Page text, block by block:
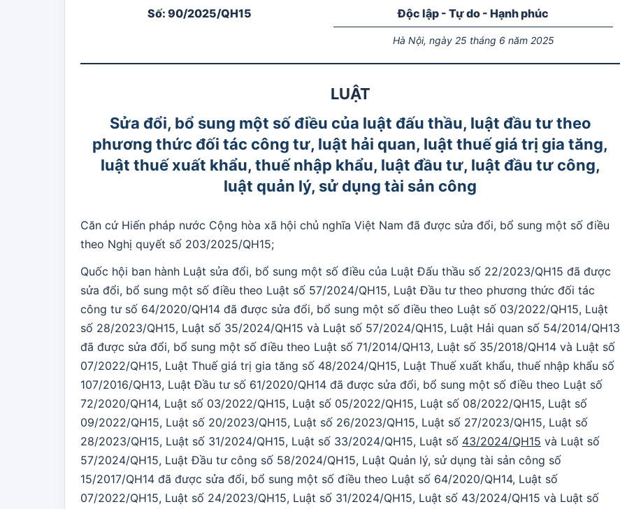
Số: 90/2025/QH15 Độc lập - Tự do - Hạnh phúc
Hà Nội, ngày 25 tháng 6 năm 2025
LUẬT
Sửa đổi, bổ sung một số điều của luật đấu thầu, luật đầu tư theo
phương thức đối tác công tư, luật hải quan, luật thuế giá trị gia tăng,
luật thuế xuất khẩu, thuế nhập khẩu, luật đầu tư, luật đầu tư công,
luật quản lý, sử dụng tài sản công
Căn cứ Hiến pháp nước Cộng hòa xã hội chủ nghĩa Việt Nam đã được sửa đổi, bổ sung một số điều
theo Nghị quyết số 203/2025/QH15;
Quốc hội ban hành Luật sửa đổi, bổ sung một số điều của Luật Đấu thầu số 22/2023/QH15 đã được
sửa đổi, bổ sung một số điều theo Luật số 57/2024/QH15, Luật Đầu tư theo phương thức đối tác
công tư số 64/2020/QH14 đã được sửa đổi, bổ sung một số điều theo Luật số 03/2022/QH15, Luật
số 28/2023/QH15, Luật số 35/2024/QH15 và Luật số 57/2024/QH15, Luật Hải quan số 54/2014/QH13
đã được sửa đổi, bổ sung một số điều theo Luật số 71/2014/QH13, Luật số 35/2018/QH14 và Luật số
07/2022/QH15, Luật Thuế giá trị gia tăng số 48/2024/QH15, Luật Thuế xuất khẩu, thuế nhập khẩu số
107/2016/QH13, Luật Đầu tư số 61/2020/QH14 đã được sửa đổi, bổ sung một số điều theo Luật số
72/2020/QH14, Luật số 03/2022/QH15, Luật số 05/2022/QH15, Luật số 08/2022/QH15, Luật số
09/2022/QH15, Luật số 20/2023/QH15, Luật số 26/2023/QH15, Luật số 27/2023/QH15, Luật số
28/2023/QH15, Luật số 31/2024/QH15, Luật số 33/2024/QH15, Luật số 43/2024/QH15 và Luật số
57/2024/QH15, Luật Đầu tư công số 58/2024/QH15, Luật Quản lý, sử dụng tài sản công số
15/2017/QH14 đã được sửa đổi, bổ sung một số điều theo Luật số 64/2020/QH14, Luật số
07/2022/QH15, Luật số 24/2023/QH15, Luật số 31/2024/QH15, Luật số 43/2024/QH15 và Luật số